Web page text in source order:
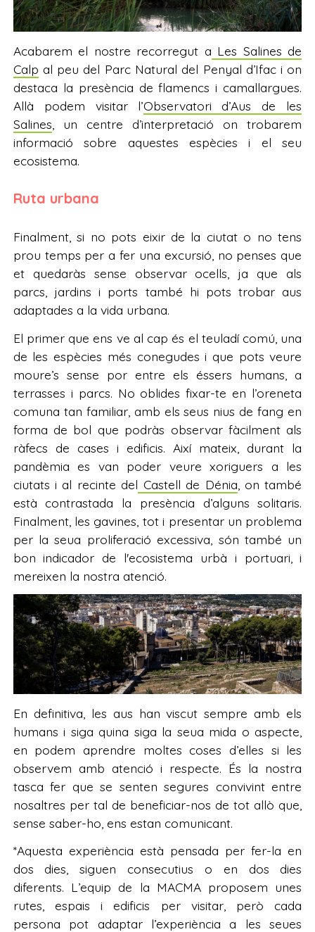
Acabarem el nostre recorregut a Les Salines de
Calp al peu del Parc Natural del Penyal d’Ifac i on
destaca la presència de flamencs i camallargues.
Allà podem visitar l’Observatori d’Aus de les
Salines , un centre d’interpretació on trobarem
informació sobre aquestes espècies i el seu
ecosistema.
Ruta urbana
Finalment, si no pots eixir de la ciutat o no tens
prou temps per a fer una excursió, no penses que
et quedaràs sense observar ocells, ja que als
parcs, jardins i ports també hi pots trobar aus
adaptades a la vida urbana.
El primer que ens ve al cap és el teuladí comú, una
de les espècies més conegudes i que pots veure
moure’s sense por entre els éssers humans, a
terrasses i parcs. No oblides fixar-te en l’oreneta
comuna tan familiar, amb els seus nius de fang en
forma de bol que podràs observar fàcilment als
ràfecs de cases i edificis. Així mateix, durant la
pandèmia es van poder veure xoriguers a les
ciutats i al recinte del Castell de Dénia , on també
està contrastada la presència d’alguns solitaris.
Finalment, les gavines, tot i presentar un problema
per la seua proliferació excessiva, són també un
bon indicador de l'ecosistema urbà i portuari, i
mereixen la nostra atenció.
En definitiva, les aus han viscut sempre amb els
humans i siga quina siga la seua mida o aspecte,
en podem aprendre moltes coses d’elles si les
observem amb atenció i respecte. És la nostra
tasca fer que se senten segures convivint entre
nosaltres per tal de beneficiar-nos de tot allò que,
sense saber-ho, ens estan comunicant.
*Aquesta experiència està pensada per fer-la en
dos dies, siguen consecutius o en dos dies
diferents. L’equip de la MACMA proposem unes
rutes, espais i edificis per visitar, però cada
persona pot adaptar l’experiència a les seues